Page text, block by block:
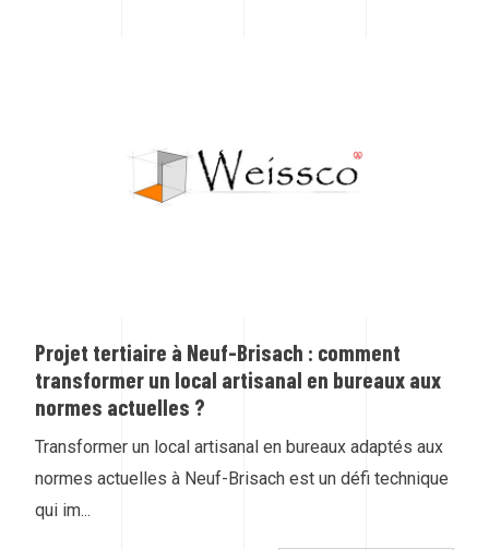
Projet tertiaire à Neuf-Brisach : comment
transformer un local artisanal en bureaux aux
normes actuelles ?
Transformer un local artisanal en bureaux adaptés aux
normes actuelles à Neuf-Brisach est un défi technique
qui im...